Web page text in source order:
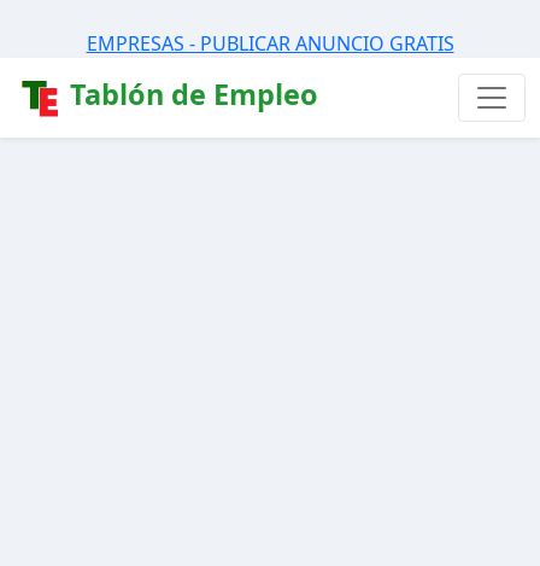
EMPRESAS - PUBLICAR ANUNCIO GRATIS
Tablón de Empleo